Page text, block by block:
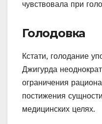
чувствовала при
Голодовка
Кстати, голодание
Джигурда
ограничения
постижения
медицинских целях.